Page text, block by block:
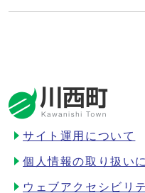
サイト運用について
個人情報の取り扱い
ウェブアクセシビリ